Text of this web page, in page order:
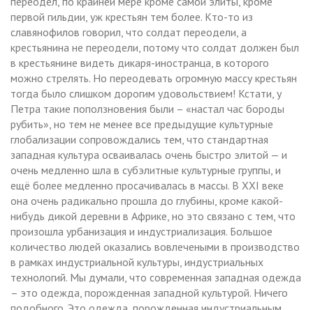
первой гильдии, уж крестьян тем более. Кто-то из
славянофилов говорил, что солдат переодели, а
крестьянина не переодели, потому что солдат должен был
в крестьянине видеть дикаря-иностранца, в которого
можно стрелять. Но переодевать огромную массу крестьян
тогда было слишком дорогим удовольствием! Кстати, у
Петра такие поползновения были – «настал час бороды
рубить», но тем не менее все предыдущие культурные
глобализации сопровождались тем, что стандартная
западная культура осваивалась очень быстро элитой — и
очень медленно шла в субэлитные культурные группы, и
ещё более медленно просачивалась в массы. В XXI веке
она очень радикально прошла до глубины, кроме какой-
нибудь дикой деревни в Африке, но это связано с тем, что
произошла урбанизация и индустриализация. Большое
количество людей оказались вовлечеными в производство
в рамках индустриальной культуры, индустриальных
технологий. Мы думали, что современная западная одежда
– это одежда, порожденная западной культурой. Ничего